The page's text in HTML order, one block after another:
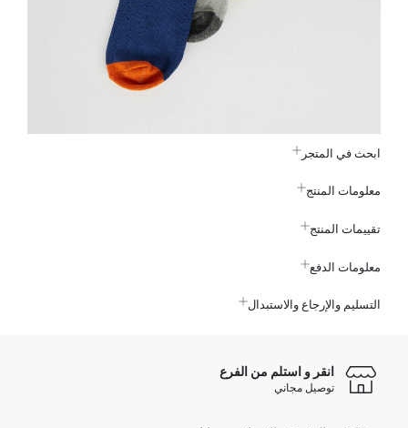
ابحث في المتجر
معلومات المنتج
تقييمات المنتج
معلومات الدفع
التسليم والإرجاع والاستبدال
انقر و استلم من الفرع
توصيل مجاني